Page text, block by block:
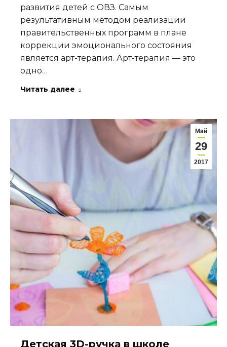
развития детей с ОВЗ. Самым
результативным методом реализации
правительственных программ в плане
коррекции эмоционального состояния
является арт-терапия. Арт-терапия — это
одно…
Читать далее
Май
29
2017
Детская 3D-ручка в школе